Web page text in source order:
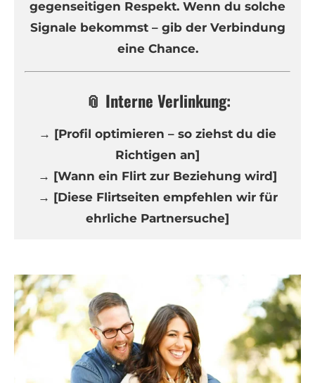
gegenseitigen Respekt. Wenn du solche
Signale bekommst – gib der Verbindung
eine Chance.
📎 Interne Verlinkung:
→ [Profil optimieren – so ziehst du die
Richtigen an]
→ [Wann ein Flirt zur Beziehung wird]
→ [Diese Flirtseiten empfehlen wir für
ehrliche Partnersuche]